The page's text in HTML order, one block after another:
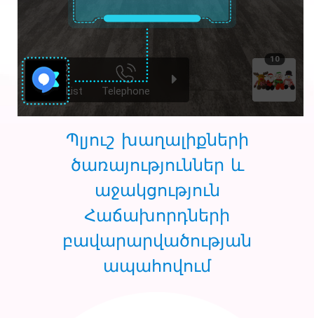
Պլյուշ խաղալիքների
ծառայություններ և
աջակցություն
Հաճախորդների
բավարարվածության
ապահովում